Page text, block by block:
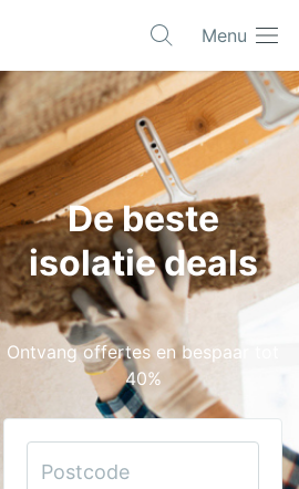
Menu
De beste
isolatie deals
Ontvang offertes en bespaar tot
40%